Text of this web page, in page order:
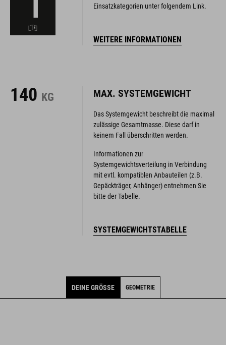
Einsatzkategorien unter folgendem Link.
WEITERE INFORMATIONEN
140 KG MAX. SYSTEMGEWICHT
Das Systemgewicht beschreibt die maximal
zulässige Gesamtmasse. Diese darf in
keinem Fall überschritten werden.
Informationen zur
Systemgewichtsverteilung in Verbindung
mit evtl. kompatiblen Anbauteilen (z.B.
Gepäckträger, Anhänger) entnehmen Sie
bitte der Tabelle.
SYSTEMGEWICHTSTABELLE
DEINE GRÖSSE GEOMETRIE